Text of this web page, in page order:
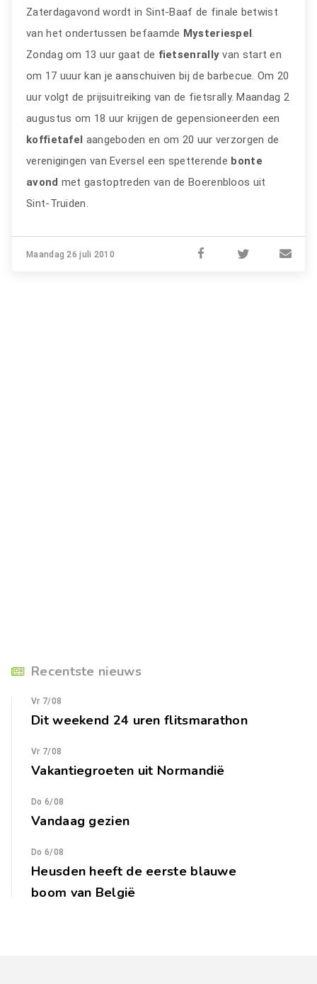
Zaterdagavond wordt in Sint-Baaf de finale betwist
van het ondertussen befaamde Mysteriespel.
Zondag om 13 uur gaat de fietsenrallyvan start en
om 17 uuur kan je aanschuiven bij de barbecue. Om 20
uur volgt de prijsuitreiking van de fietsrally. Maandag 2
augustus om 18 uur krijgen de gepensioneerden een
koffietafel aangeboden en om 20 uur verzorgen de
verenigingen van Eversel een spetterende bonte
avond met gastoptreden van de Boerenbloos uit
Sint-Truiden.
Maandag 26 juli 2010
Recentste nieuws
Vr 7/08
Dit weekend 24 uren flitsmarathon
Vr 7/08
Vakantiegroeten uit Normandië
Do 6/08
Vandaag gezien
Do 6/08
Heusden heeft de eerste blauwe
boom van België